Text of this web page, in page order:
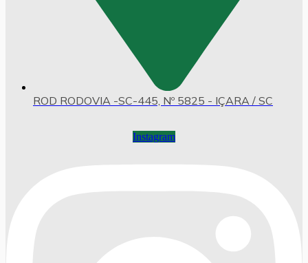
ROD RODOVIA -SC-445, Nº 5825 - IÇARA / SC
Instagram